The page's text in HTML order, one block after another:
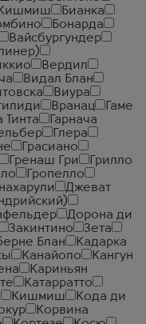
Бианка
Бонарда
Вайсбургундер
Вердил
Видал Блан
Виура
Вранац
Гаме
Тинта
Гарнача
Глера
Грасиано
Гренаш Гри
Грилло
Гропелло
Джеват
Дорона ди
Закинтино
Зета
Блан
Кадарка
Канайоло
Кангун
Кариньян
Катарратто
Кишмиш
Кода ди
Корвина